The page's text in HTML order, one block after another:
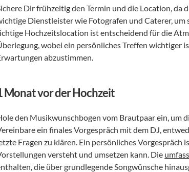
Dir frühzeitig den Termin und die Location, da
Dienstleister wie Fotografen und Caterer,
Hochzeitslocation ist entscheidend für die
wobei ein persönliches Treffen wichtiger
abzustimmen.
Monat vor der Hochzeit
den Musikwunschbogen vom Brautpaar ein, um
ein finales Vorgespräch mit dem DJ,
Fragen zu klären. Ein persönliches Vorgespräch
versteht und umsetzen kann. Die
die über grundlegende Songwünsche